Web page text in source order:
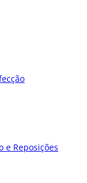
e Reposições